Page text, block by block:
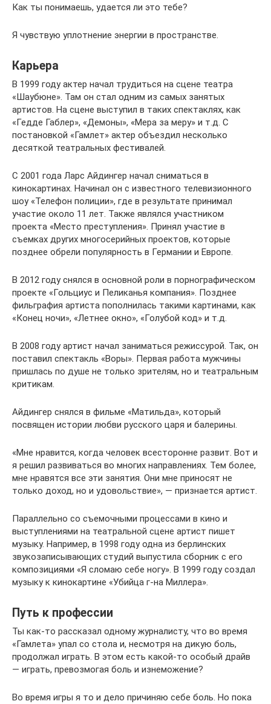
Как ты понимаешь, удается ли это тебе?
Я чувствую уплотнение энергии в пространстве.
Карьера
В 1999 году актер начал трудиться на сцене театра
«Шаубюне». Там он стал одним из самых занятых
артистов. На сцене выступил в таких спектаклях, как
«Гедде Габлер», «Демоны», «Мера за меру» и т.д. С
постановкой «Гамлет» актер объездил несколько
десяткой театральных фестивалей.
С 2001 года Ларс Айдингер начал сниматься в
кинокартинах. Начинал он с известного телевизионного
шоу «Телефон полиции», где в результате принимал
участие около 11 лет. Также являлся участником
проекта «Место преступления». Принял участие в
съемках других многосерийных проектов, которые
позднее обрели популярность в Германии и Европе.
В 2012 году снялся в основной роли в порнографическом
проекте «Гольциус и Пеликанья компания». Позднее
фильграфия артиста пополнилась такими картинами, как
«Конец ночи», «Летнее окно», «Голубой код» и т.д.
В 2008 году артист начал заниматься режиссурой. Так, он
поставил спектакль «Воры». Первая работа мужчины
пришлась по душе не только зрителям, но и театральным
критикам.
Айдингер снялся в фильме «Матильда», который
посвящен истории любви русского царя и балерины.
«Мне нравится, когда человек всесторонне развит. Вот и
я решил развиваться во многих направлениях. Тем более,
мне нравятся все эти занятия. Они мне приносят не
только доход, но и удовольствие», — признается артист.
Параллельно со съемочными процессами в кино и
выступлениями на театральной сцене артист пишет
музыку. Например, в 1998 году одна из берлинских
звукозаписывающих студий выпустила сборник с его
композициями «Я сломаю себе ногу». В 1999 году создал
музыку к кинокартине «Убийца г-на Миллера».
Путь к профессии
Ты как-то рассказал одному журналисту, что во время
«Гамлета» упал со стола и, несмотря на дикую боль,
продолжал играть. В этом есть какой-то особый драйв
— играть, превозмогая боль и изнеможение?
Во время игры я то и дело причиняю себе боль. Но пока